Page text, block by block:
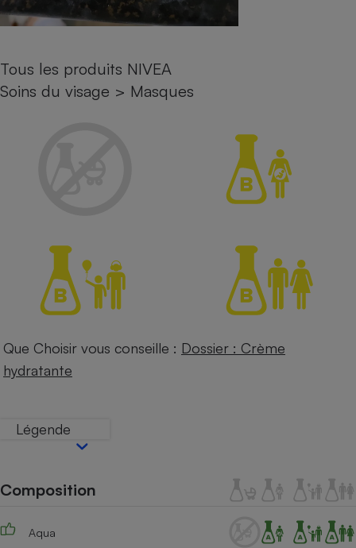
Tous les produits NIVEA
Soins du visage > Masques
Que Choisir vous conseille : Dossier : Crème
hydratante
Légende
Composition
Aqua
bouteille
Petit électroménager -
Téléviseur
Antivirus
Matelas
Radiateur électrique
Ventilateur